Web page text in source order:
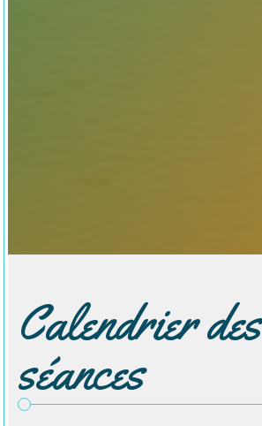
Calendrier des
séances